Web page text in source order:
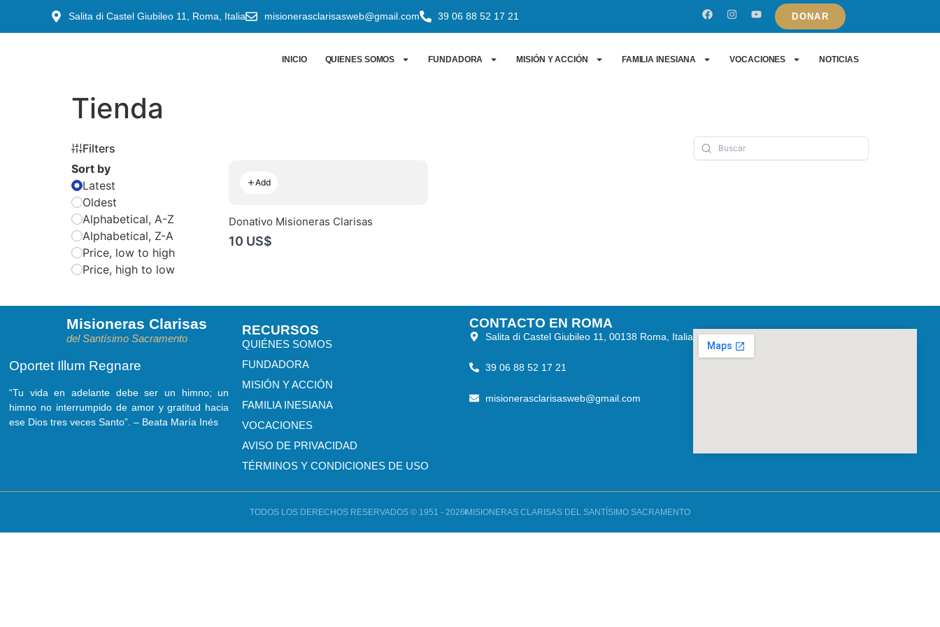
Salita di Castel Giubileo 11, Roma, Italia misionerasclarisasweb@gmail.com 39 06 88 52 17 21 DONAR
INICIO QUIENES SOMOS FUNDADORA MISIÓN Y ACCIÓN FAMILIA INESIANA VOCACIONES NOTICIAS
Tienda
Filters
Sort by
Latest
Oldest
Alphabetical, A-Z
Alphabetical, Z-A
Price, low to high
Price, high to low
Add
Donativo Misioneras Clarisas
10 US$
Misioneras Clarisas
delSantísimo Sacramento
Oportet Illum Regnare
“Tu vida en adelante debe ser un himno; un
himno no interrumpido de amor y gratitud hacia
ese Dios tres veces Santo”. – Beata María Inés
RECURSOS
QUIÉNES SOMOS
FUNDADORA
MISIÓN Y ACCIÓN
FAMILIA INESIANA
VOCACIONES
AVISO DE PRIVACIDAD
TÉRMINOS Y CONDICIONES DE USO
CONTACTO EN ROMA
Salita di Castel Giubileo 11, 00138 Roma, Italia
39 06 88 52 17 21
misionerasclarisasweb@gmail.com
TODOS LOS DERECHOS RESERVADOS © 1951 - 2026 MISIONERAS CLARISAS DEL SANTÍSIMO SACRAMENTO